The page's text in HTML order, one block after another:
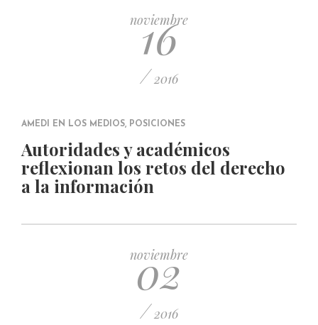
noviembre
16
/ 2016
AMEDI EN LOS MEDIOS, POSICIONES
Autoridades y académicos
reflexionan los retos del derecho
a la información
noviembre
02
/ 2016